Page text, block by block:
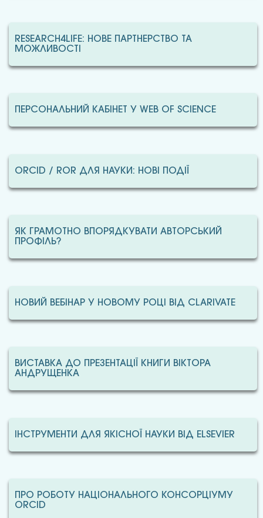
RESEARCH4LIFE: НОВЕ ПАРТНЕРСТВО ТА
МОЖЛИВОСТІ
ПЕРСОНАЛЬНИЙ КАБІНЕТ У WEB OF SCIENCE
ORCID / ROR ДЛЯ НАУКИ: НОВІ ПОДІЇ
ЯК ГРАМОТНО ВПОРЯДКУВАТИ АВТОРСЬКИЙ
ПРОФІЛЬ?
НОВИЙ ВЕБІНАР У НОВОМУ РОЦІ ВІД CLARIVATE
ВИСТАВКА ДО ПРЕЗЕНТАЦІЇ КНИГИ ВІКТОРА
АНДРУЩЕНКА
ІНСТРУМЕНТИ ДЛЯ ЯКІСНОЇ НАУКИ ВІД ELSEVIER
ПРО РОБОТУ НАЦІОНАЛЬНОГО КОНСОРЦІУМУ
ORCID